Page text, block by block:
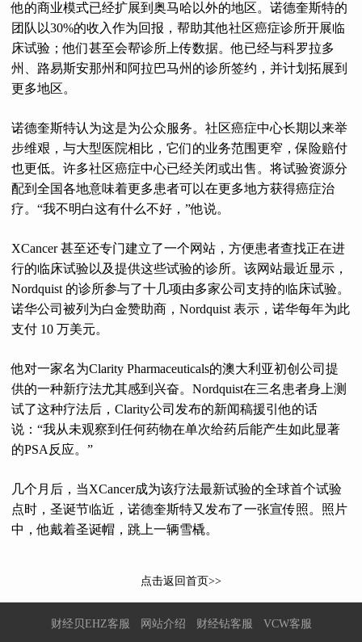
他的商业模式已经扩展到奥马哈以外的地区。诺德奎斯特的
团队以30%的收入作为回报，帮助其他社区癌症诊所开展临
床试验；他们甚至会帮诊所上传数据。他已经与科罗拉多
州、路易斯安那州和阿拉巴马州的诊所签约，并计划拓展到
更多地区。
诺德奎斯特认为这是为公众服务。社区癌症中心长期以来举
步维艰，与大型医院相比，它们的业务范围更窄，保险赔付
也更低。许多社区癌症中心已经关闭或出售。将试验资源分
配到全国各地意味着更多患者可以在更多地方获得癌症治
疗。“我不明白这有什么不好，”他说。
XCancer 甚至还专门建立了一个网站，方便患者查找正在进
行的临床试验以及提供这些试验的诊所。该网站最近显示，
Nordquist 的诊所参与了十几项由多家公司支持的临床试验。
诺华公司被列为白金赞助商，Nordquist 表示，诺华每年为此
支付 10 万美元。
他对一家名为Clarity Pharmaceuticals的澳大利亚初创公司提
供的一种新疗法尤其感到兴奋。Nordquist在三名患者身上测
试了这种疗法后，Clarity公司发布的新闻稿援引他的话
说：“我从未观察到任何药物在单次给药后能产生如此显著
的PSA反应。”
几个月后，当XCancer成为该疗法最新试验的全球首个试验
点时，圣诞节临近，诺德奎斯特又发布了一张宣传照。照片
中，他戴着圣诞帽，跳上一辆雪橇。
点击返回首页>>
财经贝EHZ客服 网站介绍 财经钻客服 VCW客服